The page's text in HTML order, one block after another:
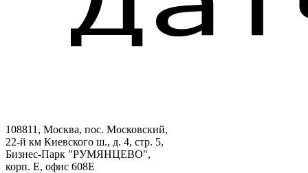
108811, Москва, пос. Московский,
22-й км Киевского ш., д. 4, стр. 5,
Бизнес-Парк "РУМЯНЦЕВО",
корп. Е, офис 608E